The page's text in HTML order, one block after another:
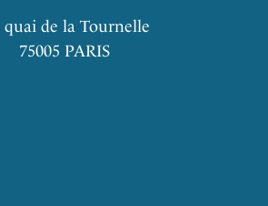
quai de la Tournelle
75005 PARIS